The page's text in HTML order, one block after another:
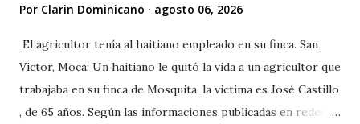
Por Clarin Dominicano agosto 06, 2026
El agricultor tenía al haitiano empleado en su finca. San
Victor, Moca: Un haitiano le quitó la vida a un agricultor que
trabajaba en su finca de Mosquita, la victima es José Castillo
, de 65 años. Según las informaciones publicadas en redes